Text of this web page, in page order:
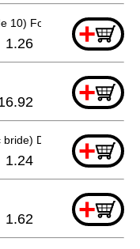
10) For Europe (sl),us
+
1.26
+
bride) D5x25 (noir)
+
1.24
+
1.62